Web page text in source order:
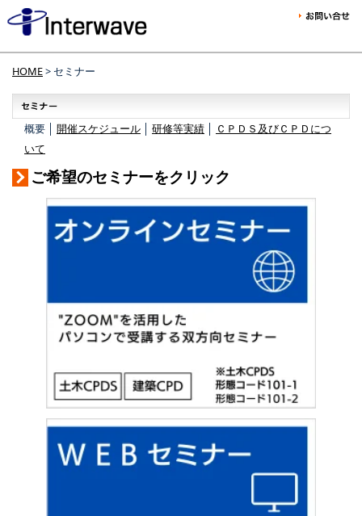
HOME> セミナー
概要 │ 開催スケジュール 研修等実績
ＣＰＤＳ及びＣＰＤにつ
いて
ご希望のセミナーをクリック